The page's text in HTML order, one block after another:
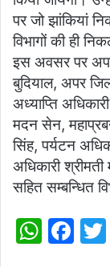
पर जो झांकियां
विभागों की ही
इस अवसर पर अपर
बुदियाल, अपर
अध्याप्ति
मदन सेन,
सिंह, पर्यटन
अधिकारी श्रीमती
सहित सम्बन्धित
W F